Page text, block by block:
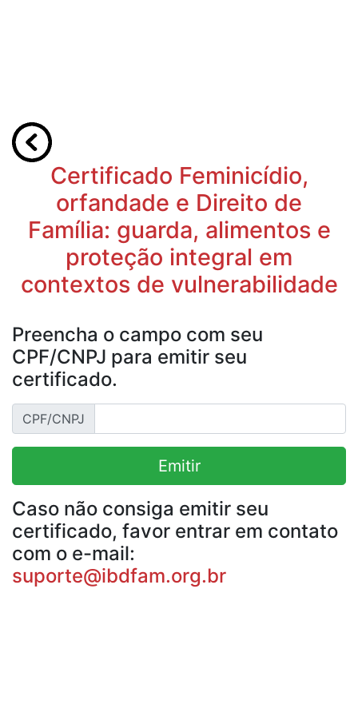
Certificado Feminicídio,
orfandade e Direito de
Família: guarda, alimentos e
proteção integral em
contextos de vulnerabilidade
Preencha o campo com seu
CPF/CNPJ para emitir seu
certificado.
CPF/CNPJ
Emitir
Caso não consiga emitir seu
certificado, favor entrar em contato
com o e-mail:
suporte@ibdfam.org.br